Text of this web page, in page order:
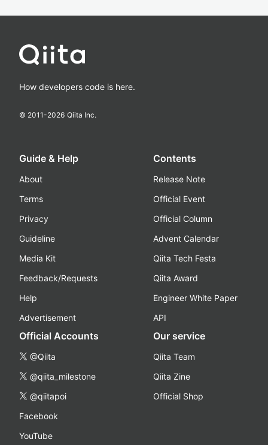
How developers code is here.
© 2011-2026 Qiita Inc.
Guide & Help
About
Terms
Privacy
Guideline
Media Kit
Feedback/Requests
Help
Advertisement
Contents
Release Note
Official Event
Official Column
Advent Calendar
Qiita Tech Festa
Qiita Award
Engineer White Paper
API
Official Accounts
@Qiita
@qiita_milestone
@qiitapoi
Facebook
YouTube
Our service
Qiita Team
Qiita Zine
Official Shop